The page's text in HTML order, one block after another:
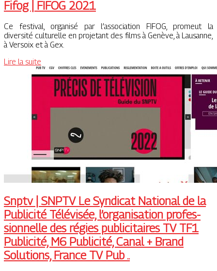
Fifog | FIFOG 2021
Ce festival, organisé par l’association FIFOG, promeut la
diversité culturelle en projetant des films à Genève, à Lausanne,
à Versoix et à Gex.
Lire la suite
Snptv | SNPTV Le Syndicat National de la
Publicité Télévisée, l’or­ganisa­tion profes­
sionnel­le des régies pub­licitai­res TV TF1
Publicité, M6 Publicité, Canal + Brand
Solutions, France TV Pub ..